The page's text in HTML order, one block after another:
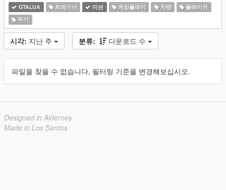
GTALUA 트레이너 미션 게임플레이 차량
플레이어
무기
시각: 지난 주 분류: 다운로드 수
파일을 찾을 수 없습니다, 필터링 기준을 변경해보십시오.
Designed in Alderney
Made in Los Santos